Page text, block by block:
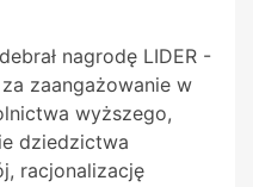
nagrodę LIDER -
za zaangażowanie w
wyższego,
dziedzictwa
racjonalizację